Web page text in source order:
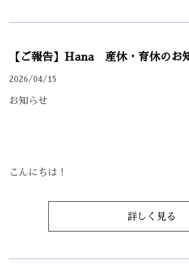
【ご報告】Hana 産休・育休のお
2026/04/15
お知らせ
こんにちは！
詳しく見る